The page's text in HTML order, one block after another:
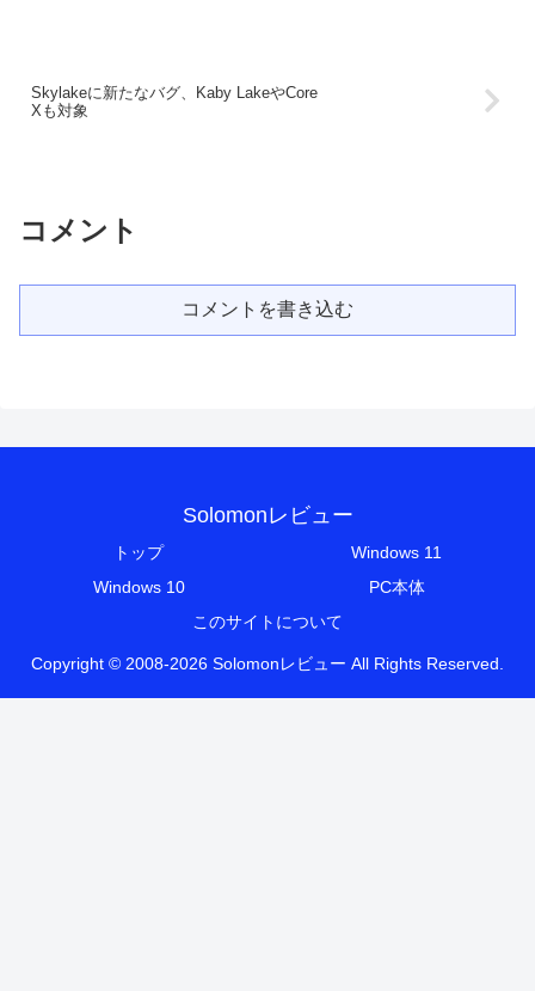
Skylakeに新たなバグ、Kaby LakeやCore
Xも対象
コメント
コメントを書き込む
Solomonレビュー
トップ
Windows 11
Windows 10
PC本体
このサイトについて
Copyright © 2008-2026 Solomonレビュー All Rights Reserved.